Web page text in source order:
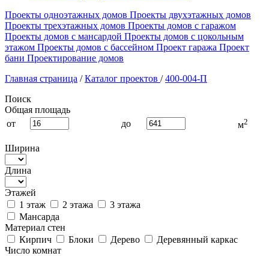
Проекты одноэтажных домов Проекты двухэтажных домов
Проекты трехэтажных домов Проекты домов с гаражом
Проекты домов с мансардой Проекты домов с цокольным
этажом Проекты домов с бассейном Проект гаража Проект
бани Проектирование домов
Главная страница / Каталог проектов / 400-004-П
Поиск
Общая площадь
от
до м2
Ширина
Длина
Этажей
1 этаж
2 этажа
3 этажа
Мансарда
Материал стен
Кирпич
Блоки Дерево
Деревянный каркас
Число комнат